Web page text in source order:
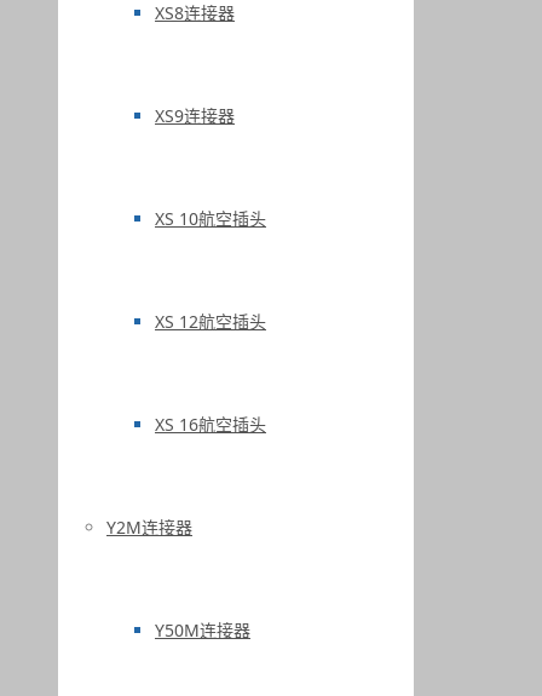
XS8连接器
XS9连接器
XS 10航空插头
XS 12航空插头
XS 16航空插头
Y2M连接器
Y50M连接器